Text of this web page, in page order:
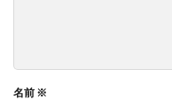
名前 ※